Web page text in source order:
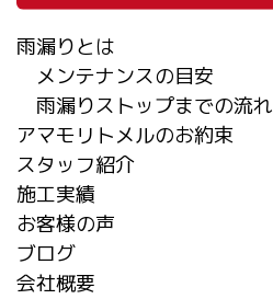
雨漏りとは
メンテナンスの目安
雨漏りストップまでの流れ
アマモリトメルのお約束
スタッフ紹介
施工実績
お客様の声
ブログ
会社概要